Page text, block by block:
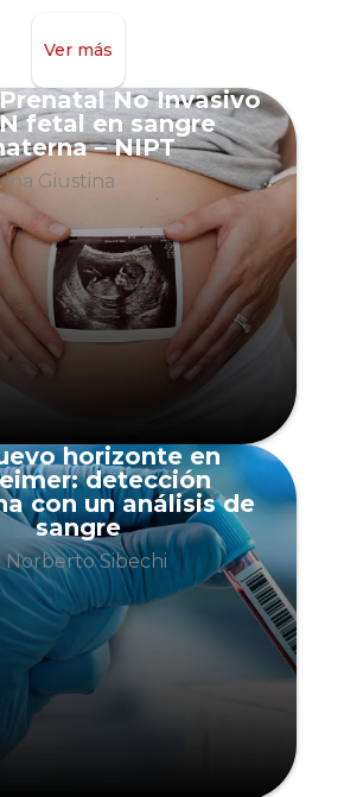
Ver más
No Invasivo
fetal en sangre
– NIPT
Giustina
horizonte en
detección
con un análisis de
sangre
Norberto Sibechi